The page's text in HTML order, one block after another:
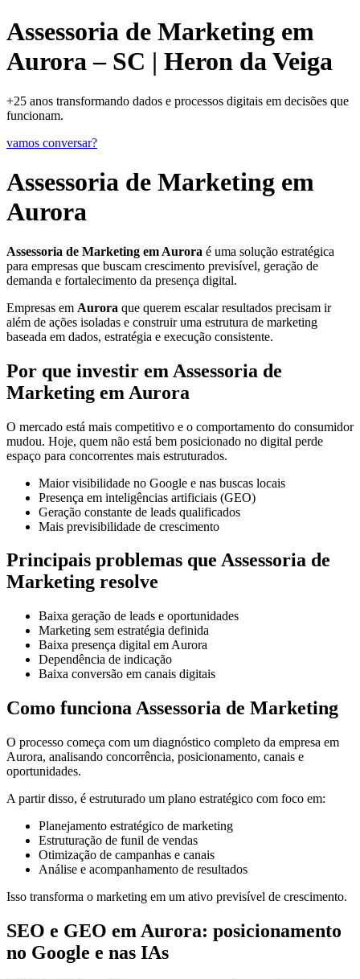
Assessoria de Marketing em
Aurora – SC | Heron da Veiga
+25 anos transformando dados e processos digitais em decisões que
funcionam.
vamos conversar?
Assessoria de Marketing em
Aurora
Assessoria de Marketing em Aurora é uma solução estratégica
para empresas que buscam crescimento previsível, geração de
demanda e fortalecimento da presença digital.
Empresas em Aurora que querem escalar resultados precisam ir
além de ações isoladas e construir uma estrutura de marketing
baseada em dados, estratégia e execução consistente.
Por que investir em Assessoria de
Marketing em Aurora
O mercado está mais competitivo e o comportamento do consumidor
mudou. Hoje, quem não está bem posicionado no digital perde
espaço para concorrentes mais estruturados.
Maior visibilidade no Google e nas buscas locais
Presença em inteligências artificiais (GEO)
Geração constante de leads qualificados
Mais previsibilidade de crescimento
Principais problemas que Assessoria de
Marketing resolve
Baixa geração de leads e oportunidades
Marketing sem estratégia definida
Baixa presença digital em Aurora
Dependência de indicação
Baixa conversão em canais digitais
Como funciona Assessoria de Marketing
O processo começa com um diagnóstico completo da empresa em
Aurora, analisando concorrência, posicionamento, canais e
oportunidades.
A partir disso, é estruturado um plano estratégico com foco em:
Planejamento estratégico de marketing
Estruturação de funil de vendas
Otimização de campanhas e canais
Análise e acompanhamento de resultados
Isso transforma o marketing em um ativo previsível de crescimento.
SEO e GEO em Aurora: posicionamento
no Google e nas IAs